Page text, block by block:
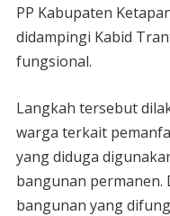
PP Kabupaten
didampingi Kabid
fungsional.
Langkah tersebut
warga terkait
yang diduga
bangunan permanen.
bangunan yang